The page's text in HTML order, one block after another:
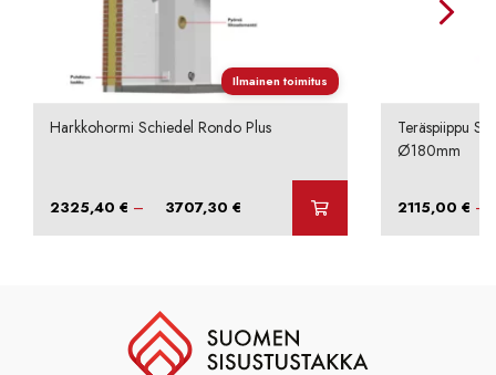
Ilmainen toimitus
Harkkohormi Schiedel Rondo Plus
2325,40€ – 3707,30€ Hintaluokka:
Teräspiippu
Ø180mm
2115,00 € –